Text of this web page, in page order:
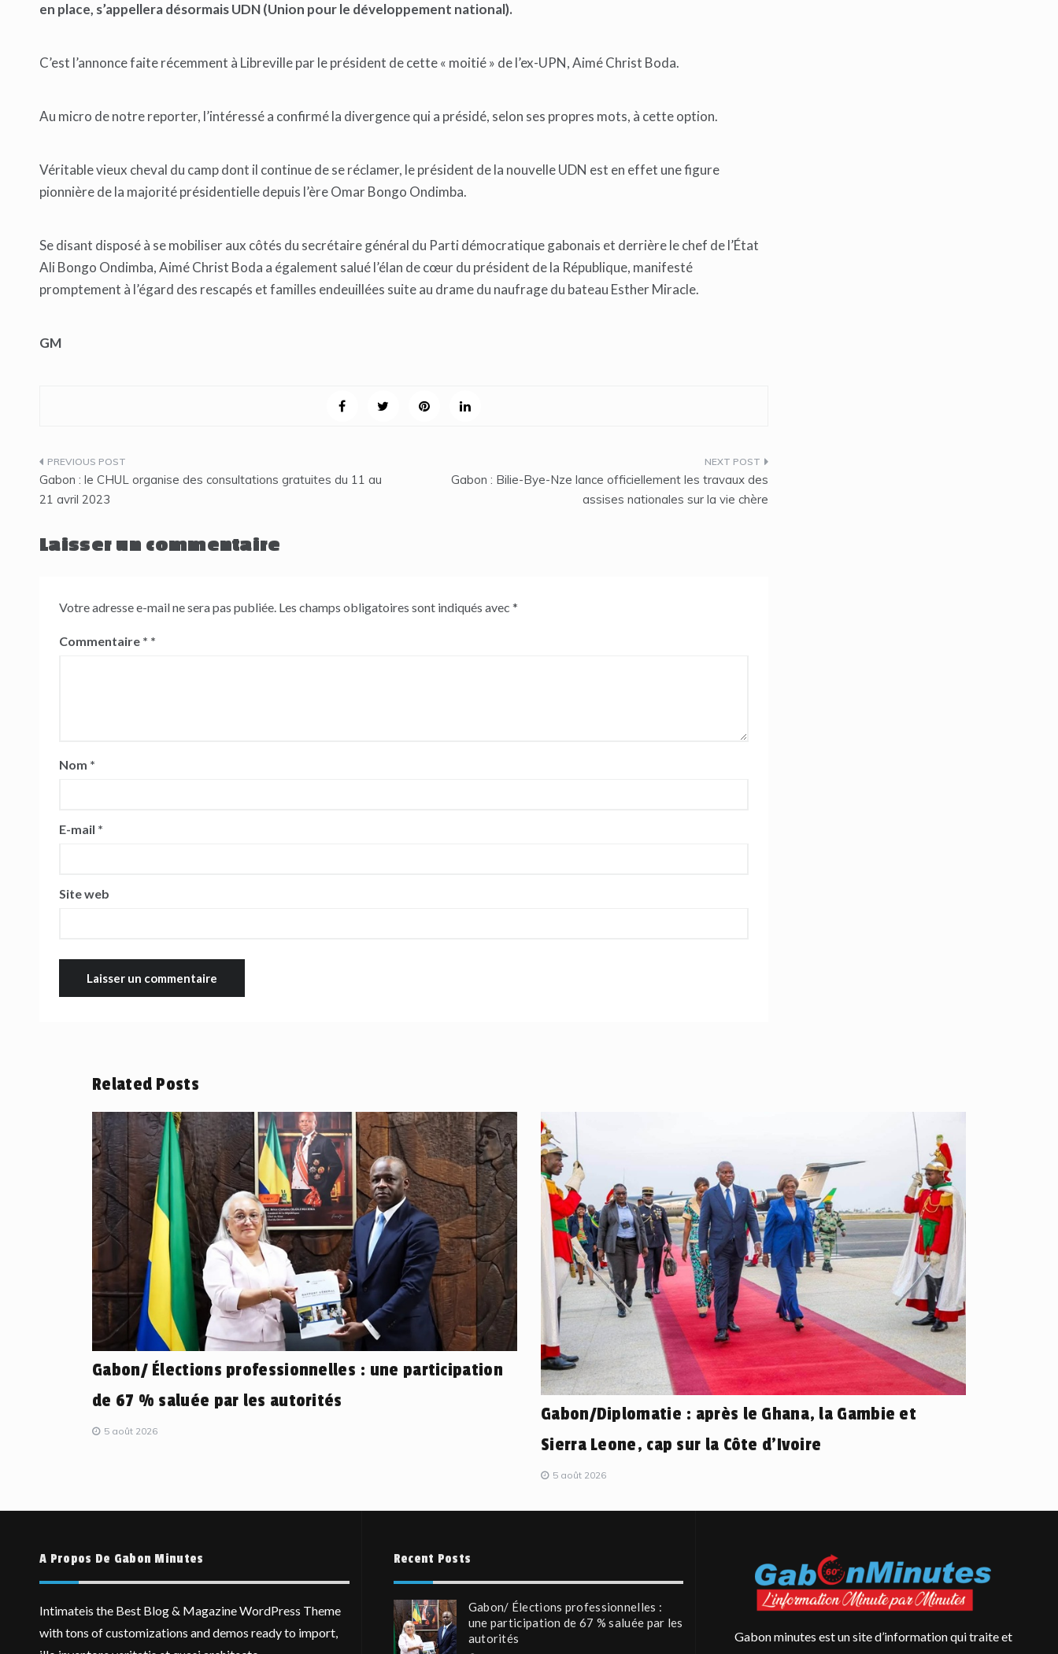
en place, s’appellera désormais UDN (Union pour le développement national).
C’est l’annonce faite récemment à Libreville par le président de cette « moitié » de l’ex-UPN, Aimé Christ Boda.
Au micro de notre reporter, l’intéressé a confirmé la divergence qui a présidé, selon ses propres mots, à cette option.
Véritable vieux cheval du camp dont il continue de se réclamer, le président de la nouvelle UDN est en effet une figure
pionnière de la majorité présidentielle depuis l’ère Omar Bongo Ondimba.
Se disant disposé à se mobiliser aux côtés du secrétaire général du Parti démocratique gabonais et derrière le chef de l’État
Ali Bongo Ondimba, Aimé Christ Boda a également salué l’élan de cœur du président de la République, manifesté
promptement à l’égard des rescapés et familles endeuillées suite au drame du naufrage du bateau Esther Miracle.
GM
Navigation
de
Gabon : le CHUL organise des consultations gratuites du 11 au
21 avril 2023
Gabon : Bilie-Bye-Nze lance officiellement les travaux des
assises nationales sur la vie chère
Laisser un commentaire
Votre adresse e-mail ne sera pas publiée. Les champs obligatoires sont indiqués avec *
Commentaire *
Nom *
E-mail *
Site web
Related Posts
Gabon/ Élections professionnelles : une participation
de 67 % saluée par les autorités
5 août 2026
Gabon/Diplomatie : après le Ghana, la Gambie et
Sierra Leone, cap sur la Côte d’Ivoire
5 août 2026
A Propos De Gabon Minutes
Intimateis the Best Blog & Magazine WordPress Theme
with tons of customizations and demos ready to import,
Recent Posts
Gabon/ Élections professionnelles :
une participation de 67 % saluée par les
autorités
Gabon minutes est un site d’information qui traite et